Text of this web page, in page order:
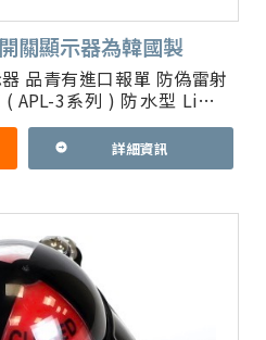
關顯示器為韓國製
品青有進口報單 防偽雷射
APL-3系列 ) 防水型 Limit
詳細資訊